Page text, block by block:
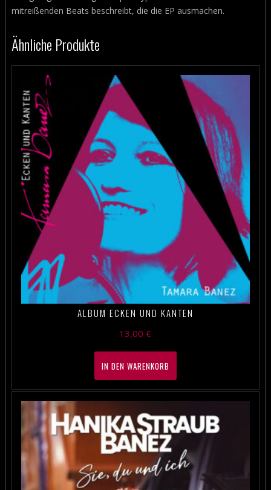
mitreißenden Beats beschreibt, die die EP ausmachen.
Ähnliche Produkte
ALBUM ECKEN UND KANTEN
13,00€
IN DEN WARENKORB